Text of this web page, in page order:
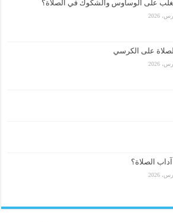
على الوساوس والشكوك في الصلاة؟
على الكرسي
الصلاة؟